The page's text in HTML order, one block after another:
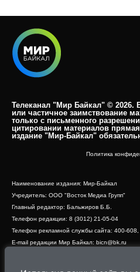
Телеканал "Мир Байкал" ©
или частичное заимствование
только с письменного
цитировании материалов
издание "Мир-Байкал"
Политика
Наименование издания: Мир-Байкал
Учредитель: ООО "Восток Медиа Групп"
Главный редактор: Бальжиров Б.Б.
Телефон редакции: 8 (3012) 21-05-04
Телефон рекламной службы сайта: 400-
E-mail редакции Мир Байкал: bicn@bk.ru